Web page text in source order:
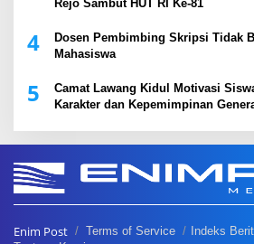
Rejo Sambut HUT RI Ke-81
4
Dosen Pembimbing Skripsi Tidak
Mahasiswa
5
Camat Lawang Kidul Motivasi
Karakter dan Kepemimpinan
Enim Post Terms of Service Indeks